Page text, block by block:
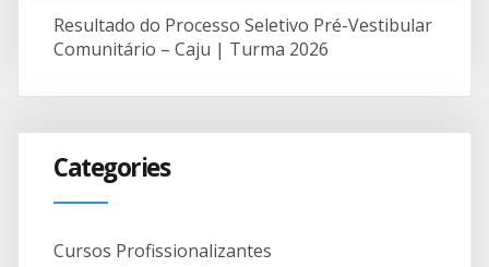
Resultado do Processo Seletivo Pré-Vestibular
Comunitário – Caju | Turma 2026
Categories
Cursos Profissionalizantes